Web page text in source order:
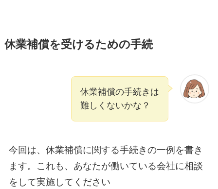
休業補償を受けるための手続
休業補償の手続きは
難しくないかな？
今回は、休業補償に関する手続きの一例を書き
ます。これも、あなたが働いている会社に相談
をして実施してください